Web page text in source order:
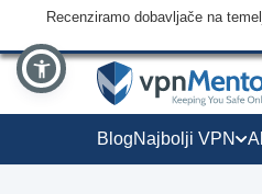
Recenziramo dobavljače na
BlogNajbolji VPN